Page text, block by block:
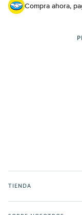
Compra ahora,
TIENDA